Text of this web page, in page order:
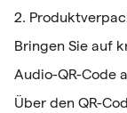
2.
Bringen Sie auf
Audio-QR-Code
Über den QR-